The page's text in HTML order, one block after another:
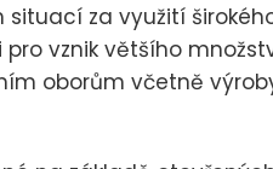
za využití
vznik většího
oborům včetně